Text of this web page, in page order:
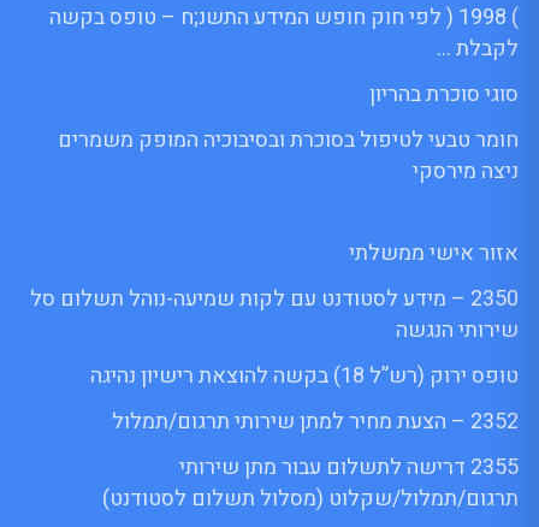
) 1998 ( לפי חוק חופש המידע התשנ;ח – טופס בקשה
לקבלת …
סוגי סוכרת בהריון
חומר טבעי לטיפול בסוכרת ובסיבוכיה המופק משמרים
ניצה מירסקי
אזור אישי ממשלתי
2350 – מידע לסטודנט עם לקות שמיעה-נוהל תשלום סל
שירותי הנגשה
טופס ירוק (רש”ל 18) בקשה להוצאת רישיון נהיגה
2352 – הצעת מחיר למתן שירותי תרגום/תמלול
2355 דרישה לתשלום עבור מתן שירותי
תרגום/תמלול/שקלוט (מסלול תשלום לסטודנט)